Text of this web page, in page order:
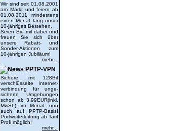
Wir sind seit 01.08.2001
am Markt und feiern ab
01.08.2011 mindestens
einen Monat lang unser
10-jähriges Bestehen.
Seien Sie mit dabei und
freuen Sie sich über
unsere Rabatt- und
Sonder-Aktionen zum
10-jährigen Jubiläum!
mehr...
PPTP-VPN
Sichere, mit 128Bit
verschlüsselte Internet-
verbindung für unge-
sicherte Umgebungen
schon ab 3,99EUR(inkl.
MwSt.) im Monat nun
auch auf PPTP-Basis!
Portweiterleitung ab Tarif
Profi möglich!
mehr...